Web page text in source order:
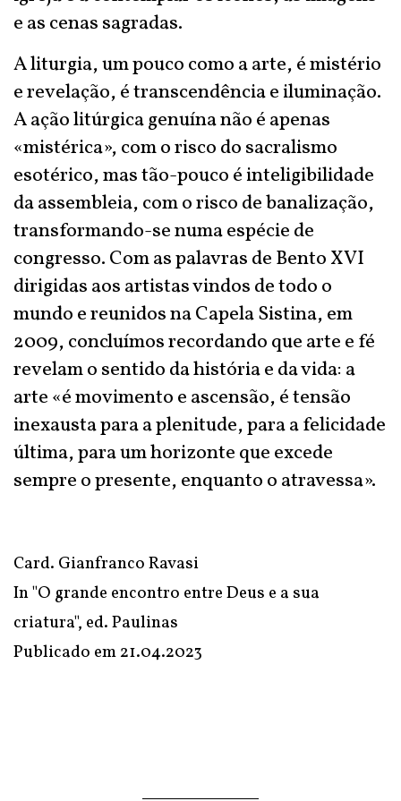
e as cenas sagradas.
A liturgia, um pouco como a arte, é mistério
e revelação, é transcendência e iluminação.
A ação litúrgica genuína não é apenas
«mistérica», com o risco do sacralismo
esotérico, mas tão-pouco é inteligibilidade
da assembleia, com o risco de banalização,
transformando-se numa espécie de
congresso. Com as palavras de Bento XVI
dirigidas aos artistas vindos de todo o
mundo e reunidos na Capela Sistina, em
2009, concluímos recordando que arte e fé
revelam o sentido da história e da vida: a
arte «é movimento e ascensão, é tensão
inexausta para a plenitude, para a felicidade
última, para um horizonte que excede
sempre o presente, enquanto o atravessa».
Card. Gianfranco Ravasi
In "O grande encontro entre Deus e a sua
criatura", ed. Paulinas
Publicado em21.04.2023